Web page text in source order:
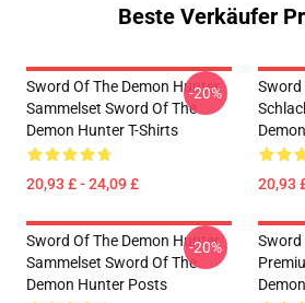
Beste Verkäufer
Sword Of The Demon Hunter
Sammelset Sword Of The
Demon Hunter T-Shirts
20,93 £ - 24,09 £
-20%
Sword
20,93
Sword Of The Demon Hunter
Sammelset Sword Of The
Demon Hunter Posts
-20%
Sword